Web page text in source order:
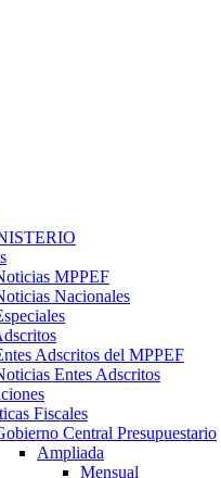
MPPEF
Nacionales
Adscritos del MPPEF
Entes Adscritos
Fiscales
Central Presupuestario
Ampliada
Mensual